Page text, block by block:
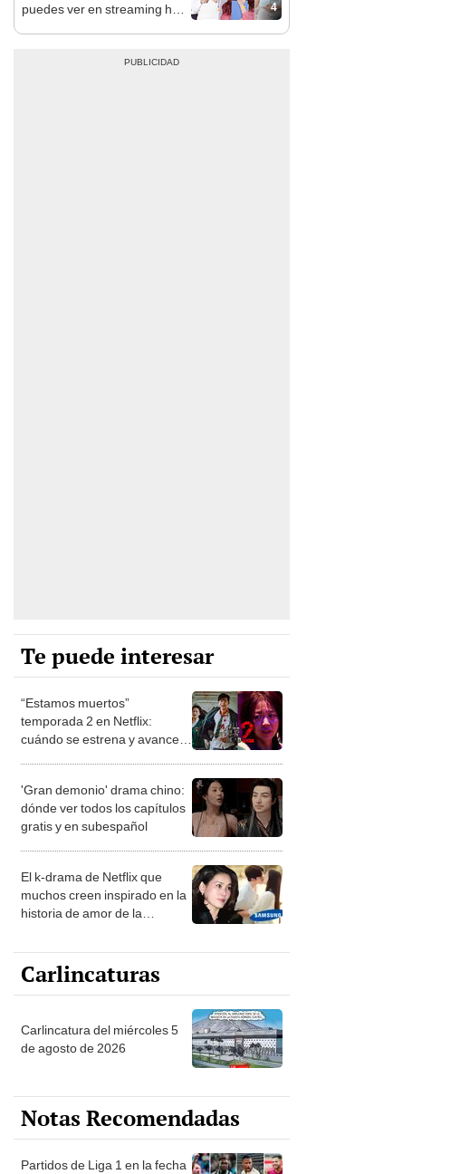
4
puedes ver en streaming hoy
Te puede interesar
“Estamos muertos”
temporada 2 en Netflix:
cuándo se estrena y avances
'Gran demonio' drama chino:
dónde ver todos los capítulos
gratis y en subespañol
El k-drama de Netflix que
muchos creen inspirado en la
historia de amor de la
Carlincaturas
Carlincatura del miércoles 5
de agosto de 2026
Notas Recomendadas
Partidos de Liga 1 en la fecha